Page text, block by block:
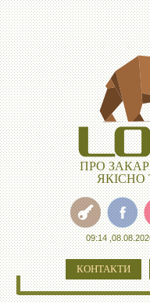
ПРО
ЯКІСНО
КОНТАКТИ